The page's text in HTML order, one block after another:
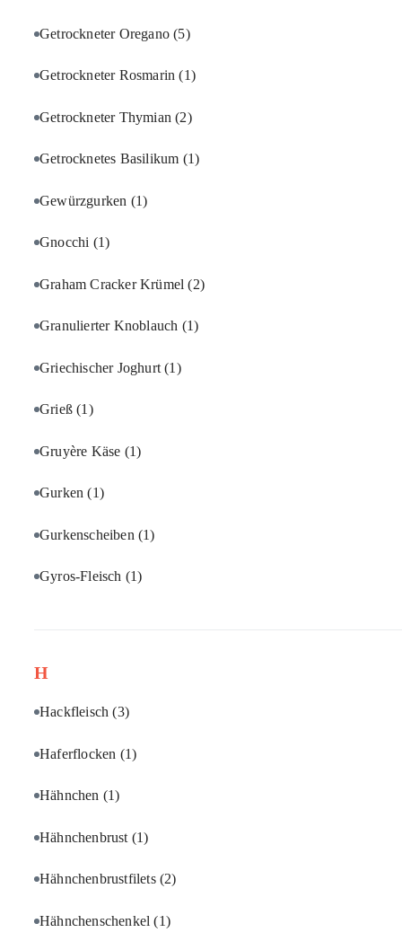
Getrockneter Oregano(5)
Getrockneter Rosmarin(1)
Getrockneter Thymian(2)
Getrocknetes Basilikum (1)
Gewürzgurken (1)
Gnocchi (1)
Graham Cracker Krümel(2)
Granulierter Knoblauch (1)
Griechischer Joghurt(1)
Grieß(1)
Gruyère Käse (1)
Gurken(1)
Gurkenscheiben (1)
Gyros-Fleisch (1)
H
Hackfleisch(3)
Haferflocken (1)
Hähnchen (1)
Hähnchenbrust (1)
Hähnchenbrustfilets (2)
Hähnchenschenkel(1)